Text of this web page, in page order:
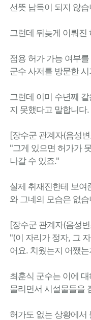
선뜻 납득이 되지 않습
그런데 뒤늦게 이뤄진
점용 허가 가능 여부
군수 사저를 방문한
그런데 이미 수년째
지 못했다고 말합니다.
[장수군 관계자(음성
"그게 있으면 허가가
나갈 수 있죠."
실제 취재진한테 보여
와 그네의 모습은 없습
[장수군 관계자(음성
"(이 자리가 정자, 그
어요. 치웠는지 어쨌
최훈식 군수는 이에
물리면서 시설물들을
허가도 없는 상황에서